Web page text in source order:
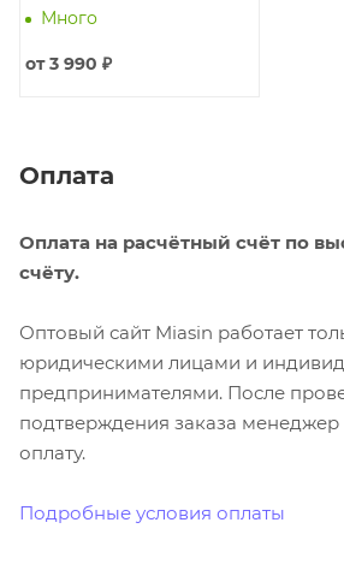
Много
от3 990 ₽
Оплата
Оплата на расчётный счёт по
счёту.
Оптовый сайт Miasin работает
юридическими лицами и
предпринимателями. После
подтверждения заказа менеджер
оплату.
Подробные условия оплаты